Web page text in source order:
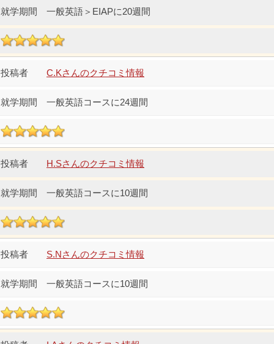
一般英語＞EIAPに20週間
C.Kさんのクチコミ情報
一般英語コースに24週間
H.Sさんのクチコミ情報
一般英語コースに10週間
S.Nさんのクチコミ情報
一般英語コースに10週間